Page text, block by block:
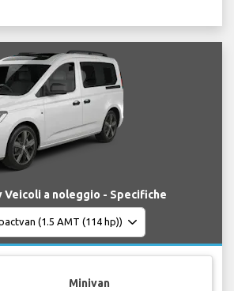
Veicoli a noleggio - Specifiche
Minivan